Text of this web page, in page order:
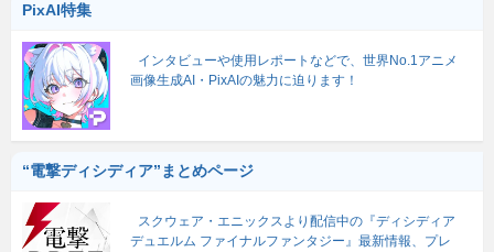
PixAI特集
インタビューや使用レポートなどで、世界No.1アニメ
画像生成AI・PixAIの魅力に迫ります！
“電撃ディシディア”まとめページ
スクウェア・エニックスより配信中の『ディシディア
デュエルム ファイナルファンタジー』最新情報、プレ